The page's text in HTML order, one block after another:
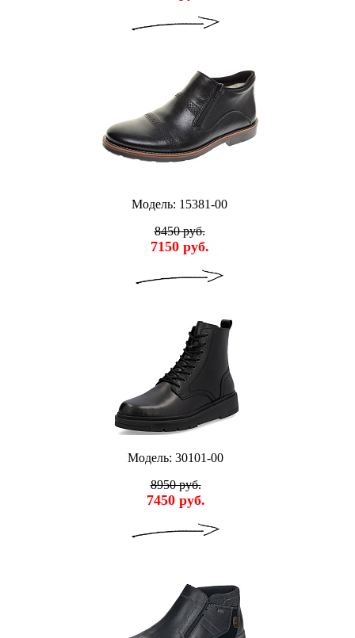
Модель: 15381-00
8450 руб.
7150 руб.
Модель: 30101-00
8950 руб.
7450 руб.